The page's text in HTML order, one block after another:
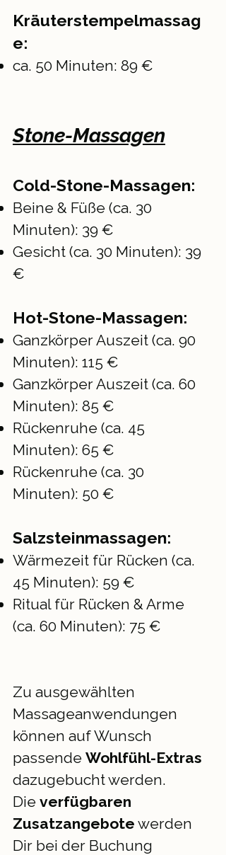
Kräuterstempelmassag
e:
ca. 50 Minuten: 89 €
Stone-Massagen
Cold-Stone-Massagen:
Beine & Füße (ca. 30
Minuten): 39 €
Gesicht (ca. 30 Minuten): 39
€
Hot-Stone-Massagen:
Ganzkörper Auszeit (ca. 90
Minuten): 115 €
Ganzkörper Auszeit (ca. 60
Minuten): 85 €
Rückenruhe (ca. 45
Minuten): 65 €
Rückenruhe (ca. 30
Minuten): 50 €
Salzsteinmassagen:
Wärmezeit für Rücken (ca.
45 Minuten): 59 €
Ritual für Rücken & Arme
(ca. 60 Minuten): 75 €
Zu ausgewählten
Massageanwendungen
können auf Wunsch
passende Wohlfühl-Extras
dazugebucht werden.
Die verfügbaren
Zusatzangebote werden
Dir bei der Buchung